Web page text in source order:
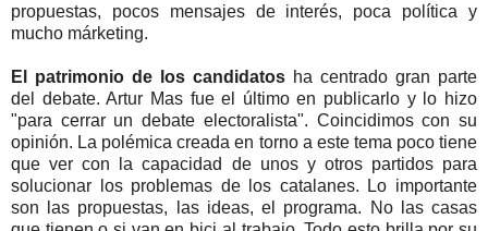
propuestas, pocos mensajes de interés, poca política y
mucho márketing.
El patrimonio de los candidatos ha centrado gran parte
del debate. Artur Mas fue el último en publicarlo y lo hizo
"para cerrar un debate electoralista". Coincidimos con su
opinión. La polémica creada en torno a este tema poco tiene
que ver con la capacidad de unos y otros partidos para
solucionar los problemas de los catalanes. Lo importante
son las propuestas, las ideas, el programa. No las casas